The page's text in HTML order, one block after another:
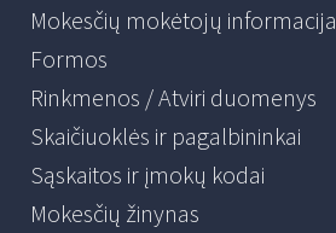
Mokesčių mokėtojų informacija
Formos
Rinkmenos / Atviri duomenys
Skaičiuoklės ir pagalbininkai
Sąskaitos ir įmokų kodai
Mokesčių žinynas